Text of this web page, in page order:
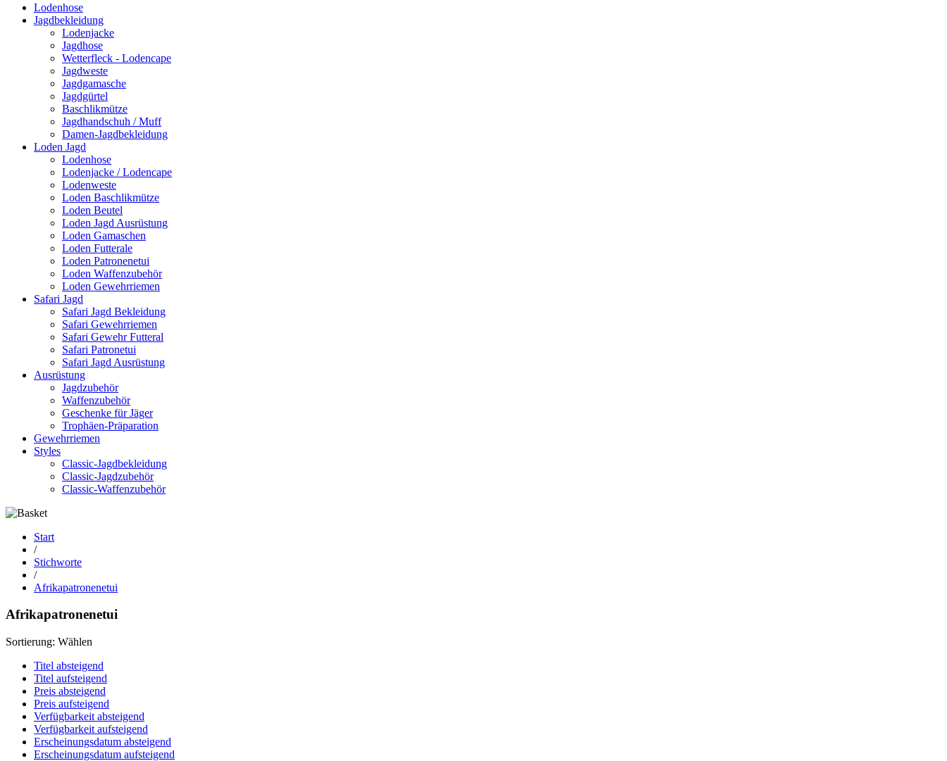
Lodenhose
Jagdbekleidung
Lodenjacke
Jagdhose
Wetterfleck - Lodencape
Jagdweste
Jagdgamasche
Jagdgürtel
Baschlikmütze
Jagdhandschuh / Muff
Damen-Jagdbekleidung
Loden Jagd
Lodenhose
Lodenjacke / Lodencape
Lodenweste
Loden Baschlikmütze
Loden Beutel
Loden Jagd Ausrüstung
Loden Gamaschen
Loden Futterale
Loden Patronenetui
Loden Waffenzubehör
Loden Gewehrriemen
Safari Jagd
Safari Jagd Bekleidung
Safari Gewehrriemen
Safari Gewehr Futteral
Safari Patronetui
Safari Jagd Ausrüstung
Ausrüstung
Jagdzubehör
Waffenzubehör
Geschenke für Jäger
Trophäen-Präparation
Gewehrriemen
Styles
Classic-Jagdbekleidung
Classic-Jagdzubehör
Classic-Waffenzubehör
Start
/
Stichworte
/
Afrikapatronenetui
Afrikapatronenetui
Sortierung: Wählen
Titel absteigend
Titel aufsteigend
Preis absteigend
Preis aufsteigend
Verfügbarkeit absteigend
Verfügbarkeit aufsteigend
Erscheinungsdatum absteigend
Erscheinungsdatum aufsteigend